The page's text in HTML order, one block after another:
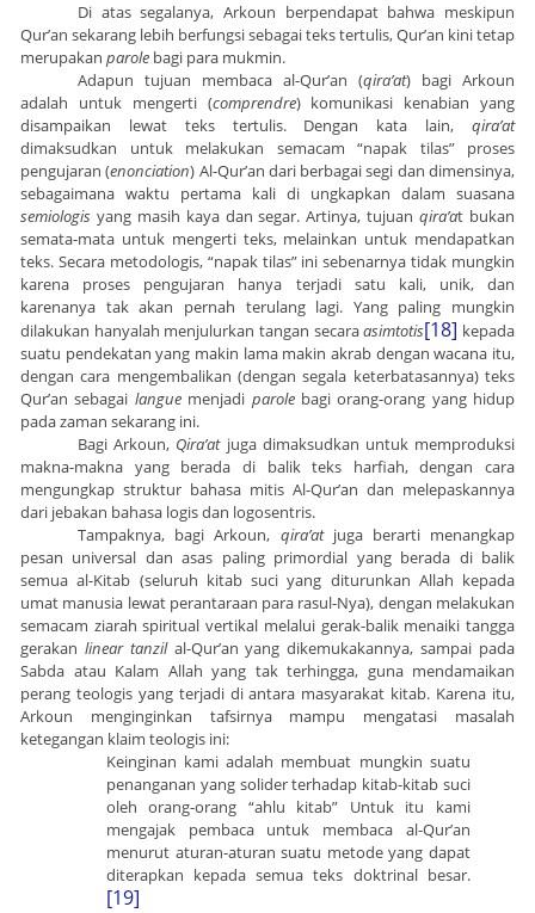
Di atas segalanya, Arkoun berpendapat bahwa meskipun
Qur’an sekarang lebih berfungsi sebagai teks tertulis, Qur’an kini tetap
merupakan parole bagi para mukmin.
Adapun tujuan membaca al-Qur’an (qira’at) bagi Arkoun
adalah untuk mengerti (comprendre) komunikasi kenabian yang
disampaikan lewat teks tertulis. Dengan kata lain, qira’at
dimaksudkan untuk melakukan semacam “napak tilas” proses
pengujaran (enonciation) Al-Qur’an dari berbagai segi dan dimensinya,
sebagaimana waktu pertama kali di ungkapkan dalam suasana
semiologis yang masih kaya dan segar. Artinya, tujuanqira’at bukan
semata-mata untuk mengerti teks, melainkan untuk mendapatkan
teks. Secara metodologis, “napak tilas” ini sebenarnya tidak mungkin
karena proses pengujaran hanya terjadi satu kali, unik, dan
karenanya tak akan pernah terulang lagi. Yang paling mungkin
dilakukan hanyalah menjulurkan tangan secaraasimtotis[18] kepada
suatu pendekatan yang makin lama makin akrab dengan wacana itu,
dengan cara mengembalikan (dengan segala keterbatasannya) teks
Qur’an sebagai languemenjadi parolebagi orang-orang yang hidup
pada zaman sekarang ini.
Bagi Arkoun, Qira’at juga dimaksudkan untuk memproduksi
makna-makna yang berada di balik teks harfiah, dengan cara
mengungkap struktur bahasa mitis Al-Qur’an dan melepaskannya
dari jebakan bahasa logis dan logosentris.
Tampaknya, bagi Arkoun, qira’at juga berarti menangkap
pesan universal dan asas paling primordial yang berada di balik
semua al-Kitab (seluruh kitab suci yang diturunkan Allah kepada
umat manusia lewat perantaraan para rasul-Nya), dengan melakukan
semacam ziarah spiritual vertikal melalui gerak-balik menaiki tangga
gerakan linear tanzilal-Qur’an yang dikemukakannya, sampai pada
Sabda atau Kalam Allah yang tak terhingga, guna mendamaikan
perang teologis yang terjadi di antara masyarakat kitab. Karena itu,
Arkoun menginginkan tafsirnya mampu mengatasi masalah
ketegangan klaim teologis ini:
Keinginan kami adalah membuat mungkin suatu
penanganan yang solider terhadap kitab-kitab suci
oleh orang-orang “ahlu kitab” Untuk itu kami
mengajak pembaca untuk membaca al-Qur’an
menurut aturan-aturan suatu metode yang dapat
diterapkan kepada semua teks doktrinal besar.
[19]